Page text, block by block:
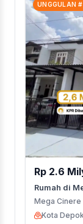
UNGGULAN
Rp 2.6
Rumah di
Mega Cinere
Kota